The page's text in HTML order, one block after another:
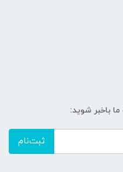
باخبر شوید:
ثبت‌نام